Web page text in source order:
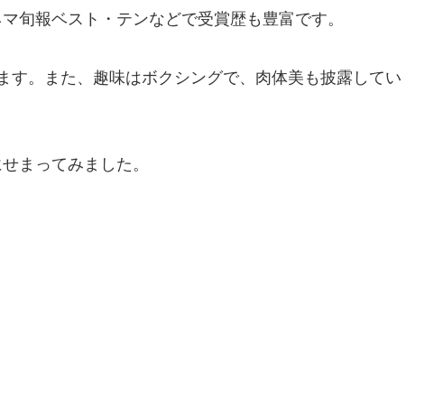
旬報ベスト・テンなどで受賞歴も豊富です。
す。また、趣味はボクシングで、肉体美も披露してい
まってみました。